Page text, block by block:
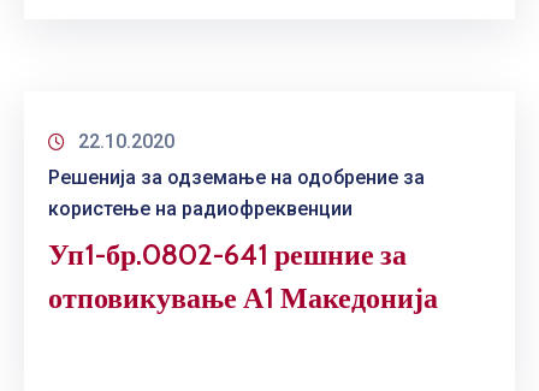
НАБАВКИ
22.10.2020
Решенија за одземање на одобрение за
користење на радиофреквенции
Уп1-бр.0802-641 решние за
отповикување А1 Македонија